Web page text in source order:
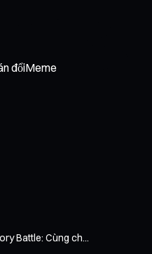
đổiMeme
Battle: Cùng ch...